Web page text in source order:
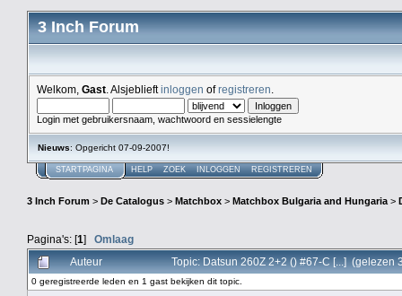
3 Inch Forum
Welkom, Gast . Alsjeblieftinloggen ofregistreren
Login met gebruikersnaam, wachtwoord en sessielengte
Nieuws: Opgericht 07-09-2007!
STARTPAGINA HELP ZOEK INLOGGEN REGISTREREN
3 Inch Forum > De Catalogus > Matchbox > Matchbox Bulgaria and Hungaria >
Pagina's: [1] Omlaag
Auteur
Topic: Datsun 260Z 2+2 () #67-C [...] (gelezen
0 geregistreerde leden en 1 gast bekijken dit topic.